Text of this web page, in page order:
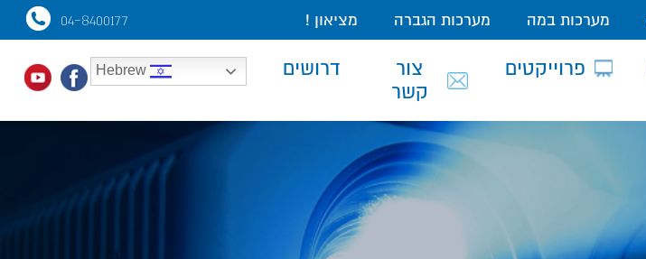
מערכות במה מערכות הגברה מציאון ! 04-8400177
פרוייקטים
צור
קשר
דרושים Hebrew